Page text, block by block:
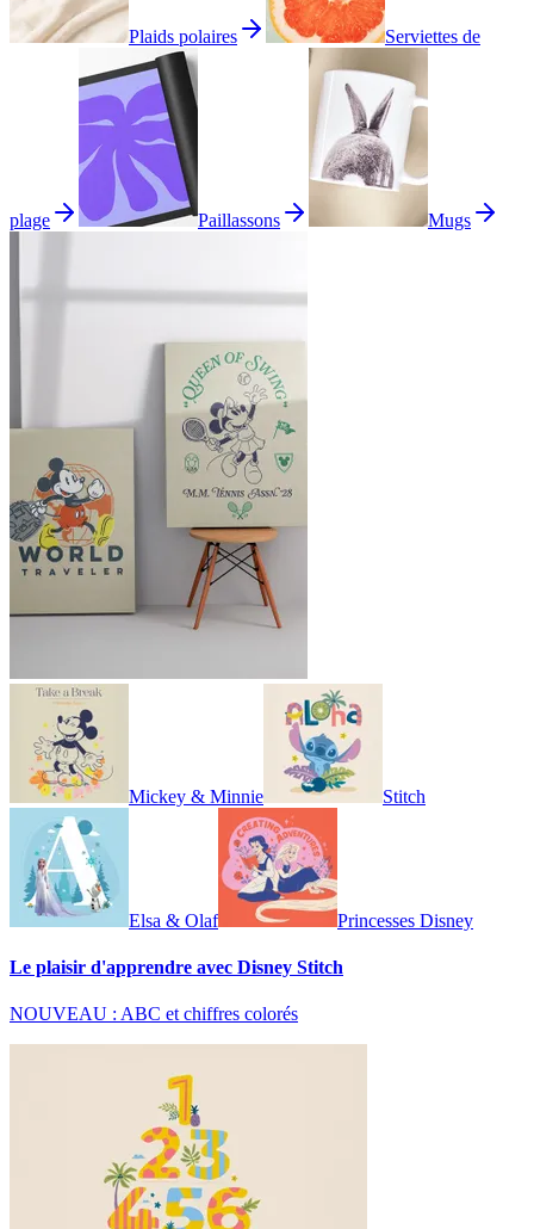
Plaids polaires Serviettes de
plage Paillassons Mugs
Mickey & Minnie Stitch
Elsa & Olaf Princesses Disney
Le plaisir d'apprendre avec Disney Stitch
NOUVEAU : ABC et chiffres colorés